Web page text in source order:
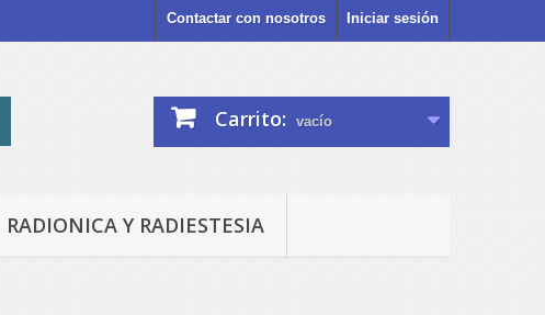
Iniciar sesión
Contactar con nosotros
Carrito: vacío
RADIONICA Y RADIESTESIA